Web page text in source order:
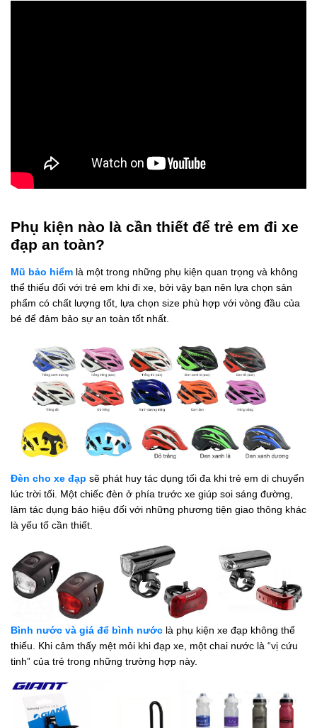
Phụ kiện nào là cần thiết để trẻ em đi xe
đạp an toàn?
Mũ bảo hiểm là một trong những phụ kiện quan trọng và không
thể thiếu đối với trẻ em khi đi xe, bởi vậy bạn nên lựa chọn sản
phẩm có chất lượng tốt, lựa chọn size phù hợp với vòng đầu của
bé để đảm bảo sự an toàn tốt nhất.
Đèn cho xe đạp sẽ phát huy tác dụng tối đa khi trẻ em di chuyển
lúc trời tối. Một chiếc đèn ở phía trước xe giúp soi sáng đường,
làm tác dụng báo hiệu đối với những phương tiện giao thông khác
là yếu tố cần thiết.
Bình nước và giá để bình nước là phụ kiện xe đạp không thể
thiếu. Khi cảm thấy mệt mỏi khi đạp xe, một chai nước là “vị cứu
tinh” của trẻ trong những trường hợp này.